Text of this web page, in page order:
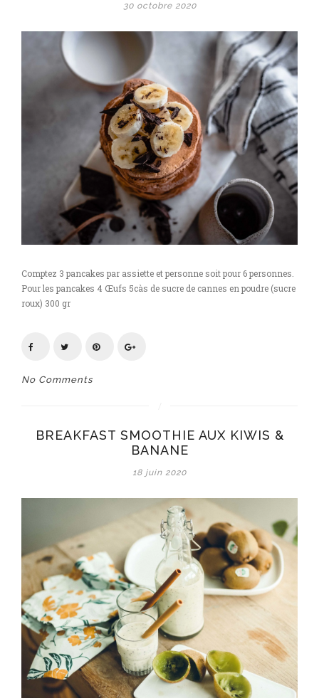
chocolat
30 octobre 2020
Comptez 3 pancakes par assiette et personne soit pour 6 personnes.
Pour les pancakes 4 Œufs 5càs de sucre de cannes en poudre (sucre
roux) 300 gr
No Comments
BREAKFAST SMOOTHIE AUX KIWIS &
BANANE
18 juin 2020